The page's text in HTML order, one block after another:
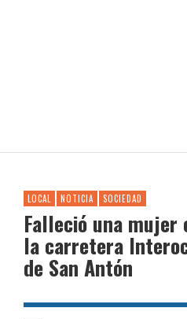
LOCAL NOTICIA SOCIEDAD
Falleció una mujer
la carretera
de San Antón